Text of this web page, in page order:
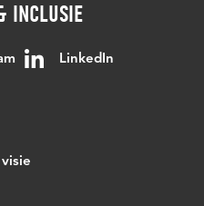
INCLUSIE
LinkedIn
visie